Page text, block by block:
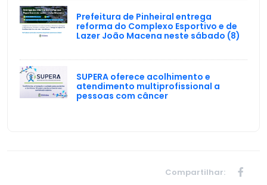
Prefeitura de Pinheiral entrega
reforma do Complexo Esportivo e de
Lazer João Macena neste sábado (8)
SUPERA oferece acolhimento e
atendimento multiprofissional a
pessoas com câncer
Compartilhar: